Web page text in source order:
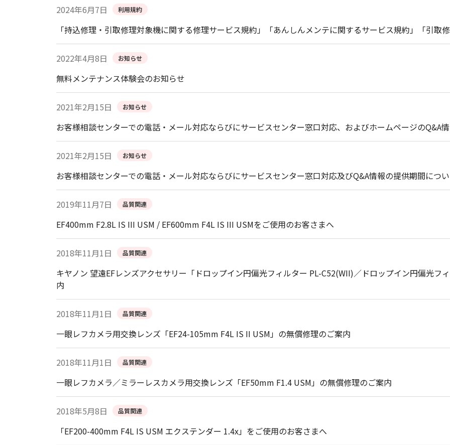
2024年6月7日 利用規約
「持込修理・引取修理対象機に関する修理サービス規約」「あんしんメンテに関するサービス規約」「引取
2022年4月8日 お知らせ
無料メンテナンス体験会のお知らせ
2021年2月15日 お知らせ
お客様相談センターでの電話・メール対応ならびにサービスセンター窓口対応、およびホームページのQ&A
2021年2月15日 お知らせ
お客様相談センターでの電話・メール対応ならびにサービスセンター窓口対応及びQ&A情報の提供期間につ
2019年11月7日 品質関連
EF400mm F2.8L IS III USM / EF600mm F4L IS III USMをご使用のお客さまへ
2018年11月1日 品質関連
キヤノン 望遠EFレンズアクセサリー「ドロップイン円偏光フィルター PL-C52(WII)／ドロップイン円偏光フ
内
2018年11月1日 品質関連
一眼レフカメラ用交換レンズ「EF24-105mm F4L IS II USM」の無償修理のご案内
2018年11月1日 品質関連
一眼レフカメラ／ミラーレスカメラ用交換レンズ「EF50mm F1.4 USM」の無償修理のご案内
2018年5月8日 品質関連
「EF200-400mm F4L IS USM エクステンダー 1.4x」をご使用のお客さまへ